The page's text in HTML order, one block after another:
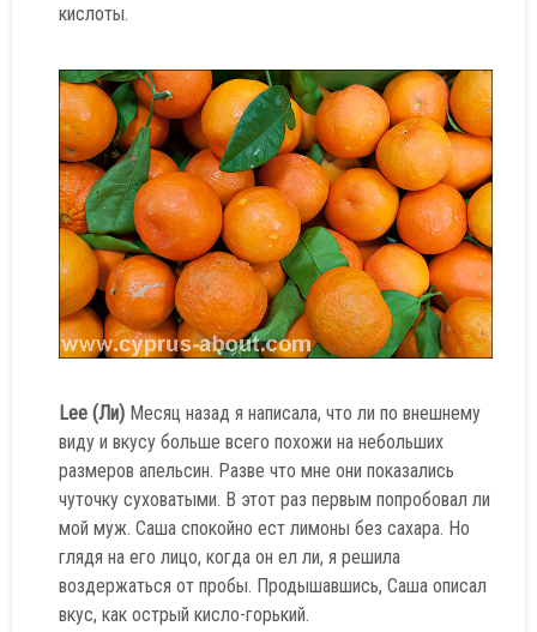
кислоты.
Lee (Ли) Месяц назад я написала, что ли по внешнему
виду и вкусу больше всего похожи на небольших
размеров апельсин. Разве что мне они показались
чуточку суховатыми. В этот раз первым попробовал ли
мой муж. Саша спокойно ест лимоны без сахара. Но
глядя на его лицо, когда он ел ли, я решила
воздержаться от пробы. Продышавшись, Саша описал
вкус, как острый кисло-горький.